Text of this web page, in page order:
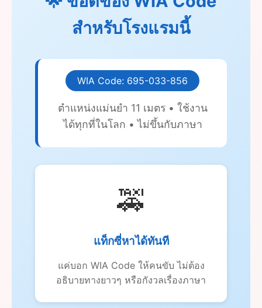
สำหรับโรงแรมนี้
WIA Code: 695-033-856
ตำแหน่งแม่นยำ 11 เมตร • ใช้งาน
ได้ทุกที่ในโลก • ไม่ขึ้นกับภาษา
🚕
แท็กซี่หาได้ทันที
แค่บอก WIA Code ให้คนขับ ไม่ต้อง
อธิบายทางยาวๆ หรือกังวลเรื่องภาษา